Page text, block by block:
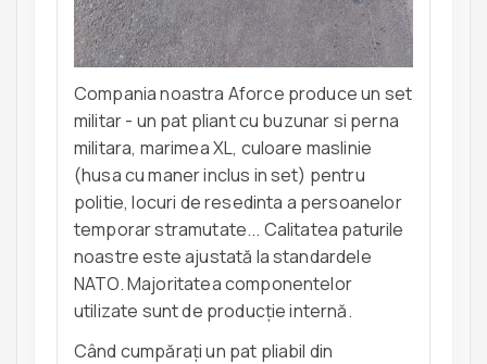
Compania noastra Aforce produce un set
militar - un pat pliant cu buzunar si perna
militara, marimea XL, culoare maslinie
(husa cu maner inclus in set) pentru
politie, locuri de resedinta a persoanelor
temporar stramutate... Calitatea paturile
noastre este ajustată la standardele
NATO. Majoritatea componentelor
utilizate sunt de producție internă.
Când cumpărați un pat pliabil din